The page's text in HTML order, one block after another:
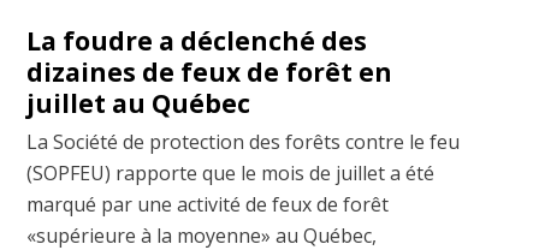
La foudre a déclenché des
dizaines de feux de forêt en
juillet au Québec
La Société de protection des forêts contre le feu
(SOPFEU) rapporte que le mois de juillet a été
marqué par une activité de feux de forêt
«supérieure à la moyenne» au Québec,